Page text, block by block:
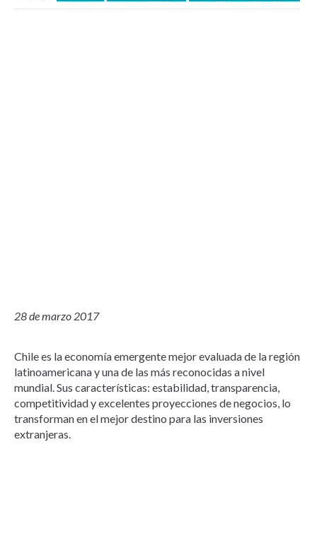
28 de marzo 2017
Chile es la economía emergente mejor evaluada de la región
latinoamericana y una de las más reconocidas a nivel
mundial. Sus características: estabilidad, transparencia,
competitividad y excelentes proyecciones de negocios, lo
transforman en el mejor destino para las inversiones
extranjeras.